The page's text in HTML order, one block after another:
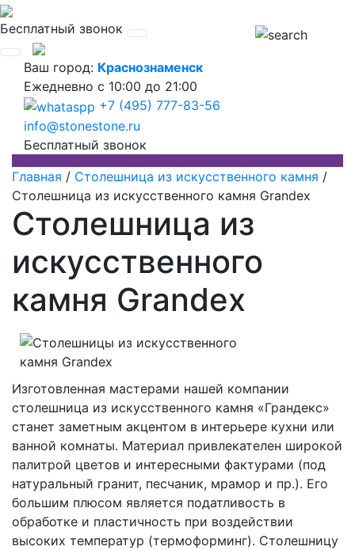
Бесплатный звонок
Ваш город: Краснознаменск
Ежедневно с 10:00 до 21:00
+7 (495) 777-83-56
info@stonestone.ru
Бесплатный звонок
Главная / Столешница из искусственного камня /
Столешница из искусственного камня Grandex
Столешница из
искусственного
камня Grandex
Изготовленная мастерами нашей компании
столешница из искусственного камня «Грандекс»
станет заметным акцентом в интерьере кухни или
ванной комнаты. Материал привлекателен широкой
палитрой цветов и интересными фактурами (под
натуральный гранит, песчаник, мрамор и пр.). Его
большим плюсом является податливость в
обработке и пластичность при воздействии
высоких температур (термоформинг). Столешницу